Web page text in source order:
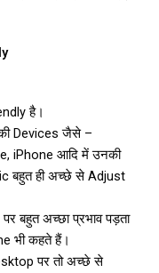
है।
Devices जैसे –
iPhone आदि में उनकी
बहुत ही अच्छे से Adjust
बहुत अच्छा प्रभाव पड़ता
भी कहते हैं।
पर तो अच्छे से